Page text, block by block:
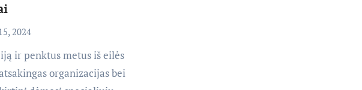
2024
ir penktus metus iš eilės
organizacijas bei